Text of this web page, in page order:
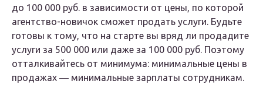
до 100 000 руб. в зависимости от цены, по которой
агентство-новичок сможет продать услуги. Будьте
готовы к тому, что на старте вы вряд ли продадите
услуги за 500 000 или даже за 100 000 руб. Поэтому
отталкивайтесь от минимума: минимальные цены в
продажах ― минимальные зарплаты сотрудникам.